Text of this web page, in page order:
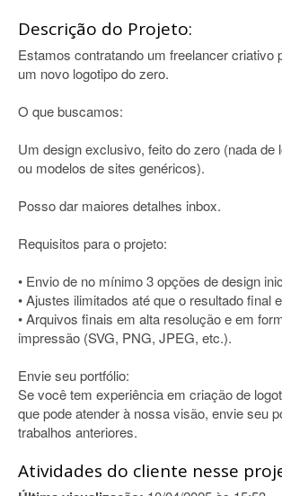
Descrição do Projeto:
Estamos contratando um freelancer criativo
um novo logotipo do zero.
O que buscamos:
Um design exclusivo, feito do zero (nada de
ou modelos de sites genéricos).
Posso dar maiores detalhes inbox.
Requisitos para o projeto:
• Envio de no mínimo 3 opções de design
• Ajustes ilimitados até que o resultado final
• Arquivos finais em alta resolução e em
impressão (SVG, PNG, JPEG, etc.).
Envie seu portfólio:
Se você tem experiência em criação de
que pode atender à nossa visão, envie seu
trabalhos anteriores.
Atividades do cliente nesse